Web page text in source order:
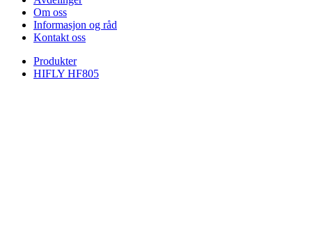
Om oss
Informasjon og råd
Kontakt oss
Produkter
HIFLY HF805